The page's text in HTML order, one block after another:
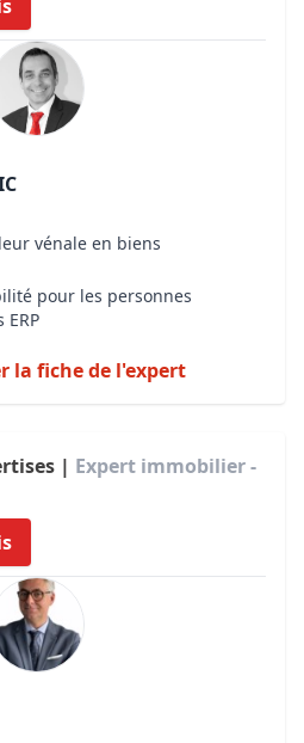
vénale en biens
pour les personnes
la fiche de l'expert
| Expert immobilier -